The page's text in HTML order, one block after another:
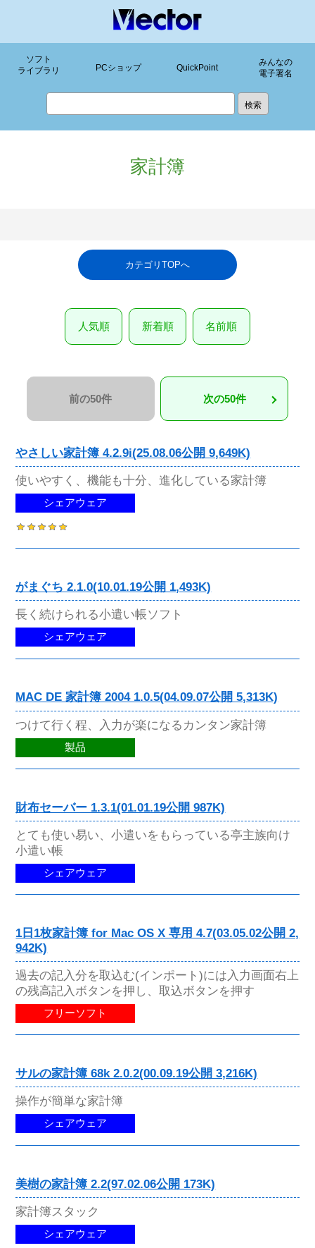
ソフト
ライブラリ
PCショップ QuickPoint
みんなの
電子署名
家計簿
カテゴリTOPへ
人気順 新着順 名前順
前の50件 次の50件
やさしい家計簿 4.2.9i(25.08.06公開 9,649K)
使いやすく、機能も十分、進化している家計簿
シェアウェア
がまぐち 2.1.0(10.01.19公開 1,493K)
長く続けられる小遣い帳ソフト
シェアウェア
MAC DE 家計簿 2004 1.0.5(04.09.07公開 5,313K)
つけて行く程、入力が楽になるカンタン家計簿
製品
財布セーバー 1.3.1(01.01.19公開 987K)
とても使い易い、小遣いをもらっている亭主族向け
小遣い帳
シェアウェア
1日1枚家計簿 for Mac OS X 専用 4.7(03.05.02公開 2,
942K)
過去の記入分を取込む(インポート)には入力画面右上
の残高記入ボタンを押し、取込ボタンを押す
フリーソフト
サルの家計簿 68k 2.0.2(00.09.19公開 3,216K)
操作が簡単な家計簿
シェアウェア
美樹の家計簿 2.2(97.02.06公開 173K)
家計簿スタック
シェアウェア